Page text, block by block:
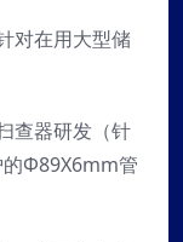
对在用大型储
查器研发（针
的Φ89X6mm管